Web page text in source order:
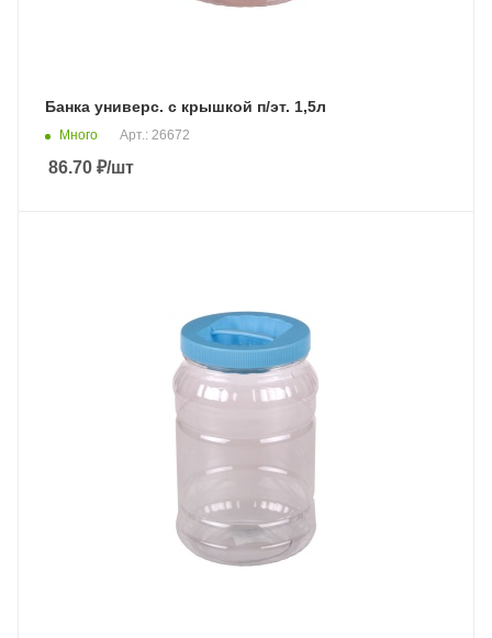
Банка универс. с крышкой п/эт. 1,5л
Много Арт.: 26672
86.70 ₽/шт